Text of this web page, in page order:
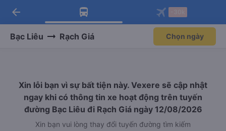
Tải app Vexere ngay!
Nhận ưu đãi thành viên độc
Mở app
Tải app Vexere
-30k/ghế khi đặt vé máy bay qua
Mở app
arrow_back
Bạc Liêu Rạch Giá Chọn ngày
Xin lỗi bạn vì sự bất tiện này. Vexere sẽ cập nhật
ngay khi có thông tin xe hoạt động trên tuyến
đường Bạc Liêu đi Rạch Giá ngày 12/08/2026
Xin bạn vui lòng thay đổi tuyến đường tìm kiếm